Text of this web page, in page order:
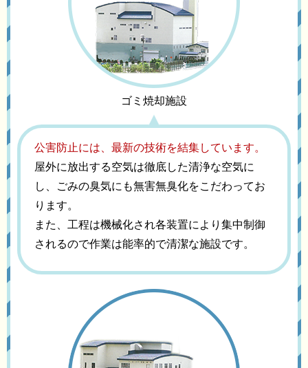
ゴミ焼却施設
公害防止には、最新の技術を結集しています。
屋外に放出する空気は徹底した清浄な空気に
し、ごみの臭気にも無害無臭化をこだわってお
ります。
また、工程は機械化され各装置により集中制御
されるので作業は能率的で清潔な施設です。